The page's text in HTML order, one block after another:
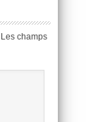
Les champs